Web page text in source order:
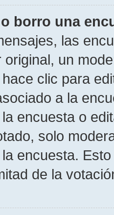
borro una
las
original, un
clic para
a la
encuesta o
solo
encuesta.
de la